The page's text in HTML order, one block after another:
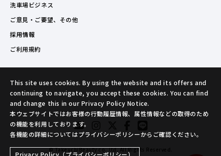
洗車場ビジネス
ご意見・ご要望、その他
採用情報
ご利用規約
© TakeuchiBeauty co.,ltd. All Rights Reserved.
This site uses cookies. By using the website and its offers and
continuing to navigate, you accept these cookies. You can find
and change this in our Privacy Policy Notice.
本ウェブサイトではお客様の行動履歴情報、属性情報などの取得のため
の機能を利用しております。
各機能の詳細についてはプライバシーポリシーからご確認ください。
Privacy Policy（プライバシーポリシー）